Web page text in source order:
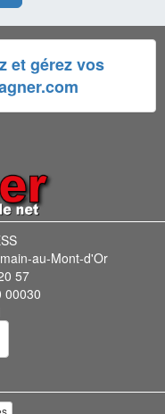
et gérez vos
au-Mont-d'Or
57
00030